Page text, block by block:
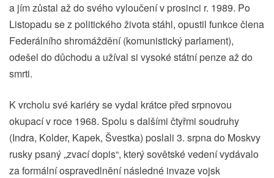
a jím zůstal až do svého vyloučení v prosinci r. 1989. Po
Listopadu se z politického života stáhl, opustil funkce člena
Federálního shromáždění (komunistický parlament),
odešel do důchodu a užíval si vysoké státní penze až do
smrti.
K vrcholu své kariéry se vydal krátce před srpnovou
okupací v roce 1968. Spolu s dalšími čtyřmi soudruhy
(Indra, Kolder, Kapek, Švestka) poslali 3. srpna do Moskvy
rusky psaný „zvací dopis“, který sovětské vedení vydávalo
za formální ospravedlnění následné invaze vojsk